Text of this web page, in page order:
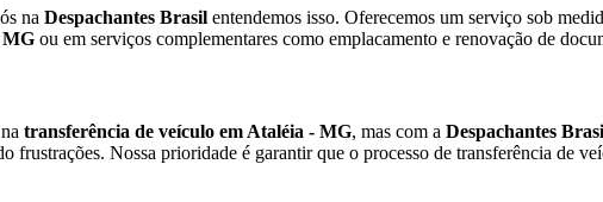
na Despachantes Brasil entendemos isso. Oferecemos um serviço sob
MG ou em serviços complementares como emplacamento e renovação de
transferência de veículo em Ataléia - MG, mas com a Despachantes
frustrações. Nossa prioridade é garantir que o processo de transferência de